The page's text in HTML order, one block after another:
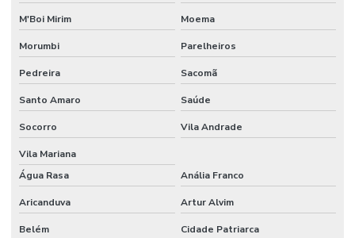
Etiquetas Tag Adesivas Com Cola Para Roupas
Etiquetas Tag De Roupas Com Furinho
Etiquetas Tag Para Impressoras Argox
Etiquetas Tag Para Roupas
Etiquetas Tag Para Roupas Em Santa Catarina
Etiquetas Tag Para Roupas No Rio Grande Do Sul
M'Boi Mirim Moema
Morumbi Parelheiros
Pedreira Sacomã
Santo Amaro Saúde
Socorro Vila Andrade
Vila Mariana
Água Rasa
Anália Franco
Aricanduva Artur Alvim
Belém Cidade Patriarca